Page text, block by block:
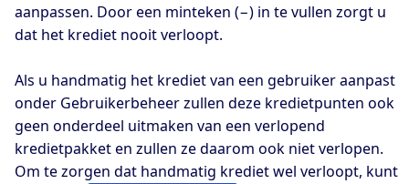
aanpassen. Door een minteken (−) in te vullen zorgt u
dat het krediet nooit verloopt.
Als u handmatig het krediet van een gebruiker aanpast
onder Gebruikerbeheer zullen deze kredietpunten ook
geen onderdeel uitmaken van een verlopend
kredietpakket en zullen ze daarom ook niet verlopen.
Om te zorgen dat handmatig krediet wel verloopt, kunt